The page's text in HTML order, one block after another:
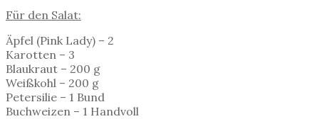
Für den Salat:
Äpfel (Pink Lady) – 2
Karotten – 3
Blaukraut – 200 g
Weißkohl – 200 g
Petersilie – 1 Bund
Buchweizen – 1 Handvoll